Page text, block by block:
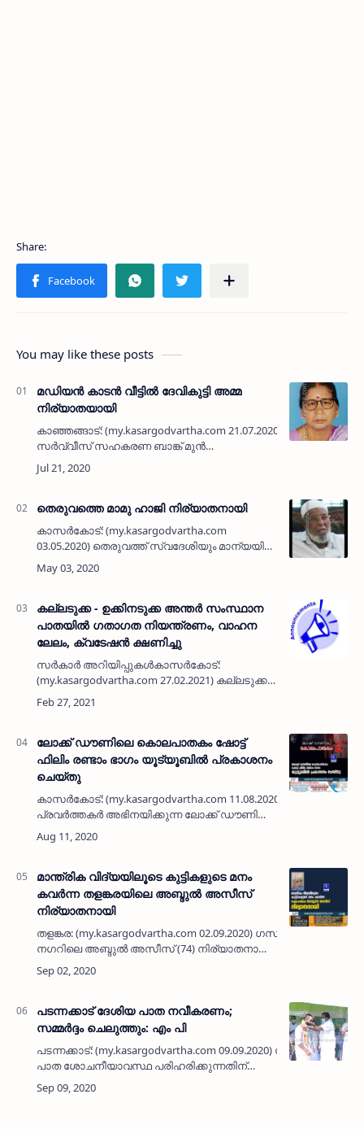
You may like these posts
മഡിയന്‍ കാടന്‍ വീട്ടില്‍ ദേവികുട്ടി അമ്മ
നിര്യാതയായി
കാഞ്ഞങ്ങാട്: (my.kasargodvartha.com 21.07.2020) ഹൊസ്ദുര്‍ഗ്ഗ്
സര്‍വ്വീസ് സഹകരണ ബാങ്ക് മുന്‍
സെക്രട്ടറിയായിരുന്ന പരേതനായ കാടന്‍ വീട്ടില്‍
കുഞ്ഞിരാമന്റെ ഭാര്യ ദേവികു…
തെരുവത്തെ മാമു ഹാജി നിര്യാതനായി
കാസര്‍കോട്: (my.kasargodvartha.com
03.05.2020) തെരുവത്ത് സ്വദേശിയും മാന്യയില്‍
താമസക്കാരനുമായ പഴയ കാല പ്രവാസി മാമു
ഹാജി (84) നിര്യാതനായി. ഗള്‍ഫില്‍ നിന്നും
കല്ലടുക്ക - ഉക്കിനടുക്ക അന്തര്‍ സംസ്ഥാന
പാതയില്‍ ഗതാഗത നിയന്ത്രണം, വാഹന
ലേലം, ക്വടേഷൻ ക്ഷണിച്ചു
സർകാർ അറിയിപ്പുകൾകാസർകോട്:
(my.kasargodvartha.com 27.02.2021) കല്ലടുക്ക -
പെര്‍ള - ഉക്കിനടുക്ക അന്തര്‍ സംസ്ഥാന പാതയില്‍
നിര്‍മാണ പ്രവൃത്തികൾ നടക്കുന്നതിനാല്‍
ലോക്ക് ഡൗണിലെ കൊലപാതകം ഷോട്ട്
ഫിലിം രണ്ടാം ഭാഗം യൂട്യൂബില്‍ പ്രകാശനം
ചെയ്തു
കാസര്‍കോട്: (my.kasargodvartha.com 11.08.2020) മാധ്യമ
പ്രവര്‍ത്തകര്‍ അഭിനയിക്കുന്ന ലോക്ക് ഡൗണിലെ
കൊലപാതകം ഷോട്ട് ഫിലിം രണ്ടാം ഭാഗം യൂ
ട്യൂബില്‍ സാമൂഹ്യ പ്രവര്‍ത്തക …
മാന്ത്രിക വിദ്യയിലൂടെ കുട്ടികളുടെ മനം
കവർന്ന തളങ്കരയിലെ അബ്ദുൽ അസീസ്‌
നിര്യാതനായി
തളങ്കര: (my.kasargodvartha.com 02.09.2020) ഗസാലി
നഗറിലെ അബ്ദുൽ അസീസ് (74) നിര്യാതനായി.
ഹസൈനാർ ഹാജി - ആയിഷ
ദമ്പതികളുടെ മകനാണ്. മാന്ത്രിക വിദ്യയിലൂടെ
പടന്നക്കാട് ദേശിയ പാത നവീകരണം;
സമ്മർദ്ദം ചെലുത്തും: എം പി
പടന്നക്കാട്: (my.kasargodvartha.com 09.09.2020) ദേശിയ
പാത ശോചനീയാവസ്ഥ പരിഹരിക്കുന്നതിന്
ബന്ധപ്പെട്ട അധികൃതരിൽ സമ്മർദ്ദം
ചെലുത്തുമെന്ന് കാസർകോട് എം പി രാജ്